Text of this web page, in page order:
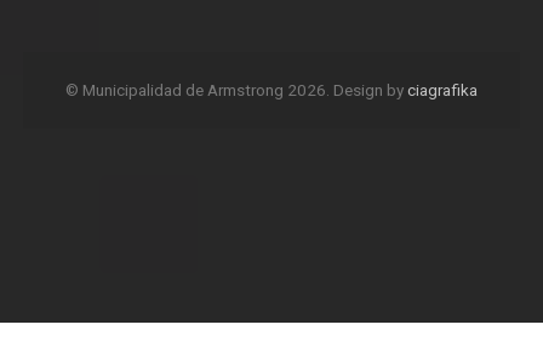
© Municipalidad de Armstrong 2026. Design byciagrafika